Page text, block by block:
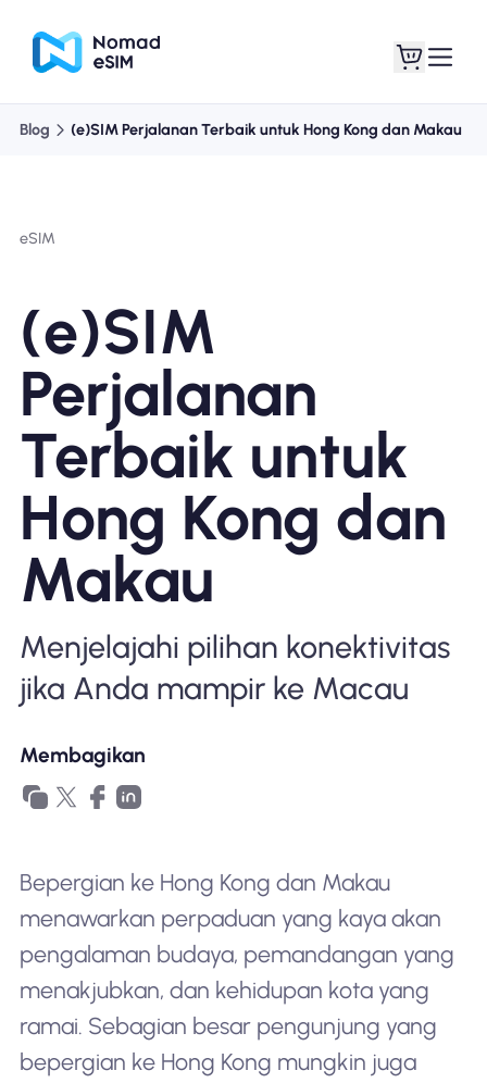
Tentang eSIM
Mengapa Nomad eSIM
Menggunakan eSIM
Untuk bisnis
Blog (e)SIM Perjalanan Terbaik untuk Hong Kong dan Makau
eSIM
(e)SIM
Perjalanan
Terbaik untuk
Hong Kong dan
Makau
Menjelajahi pilihan konektivitas
jika Anda mampir ke Macau
Membagikan
Bepergian ke Hong Kong dan Makau
menawarkan perpaduan yang kaya akan
pengalaman budaya, pemandangan yang
menakjubkan, dan kehidupan kota yang
ramai. Sebagian besar pengunjung yang
bepergian ke Hong Kong mungkin juga